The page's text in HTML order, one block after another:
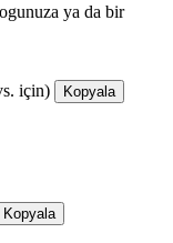
ya da bir
için) Kopyala
Kopyala